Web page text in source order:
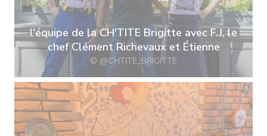
l'équipe de la CH'TITE Brigitte avec F.J, le
chef Clément Richevaux et Étienne
© @CHTITE_BRIGITTE